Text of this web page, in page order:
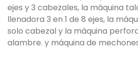
ejes y 3 cabezales, la máquina
llenadora 3 en 1 de 8 ejes, la
solo cabezal y la máquina
alambre. y máquina de